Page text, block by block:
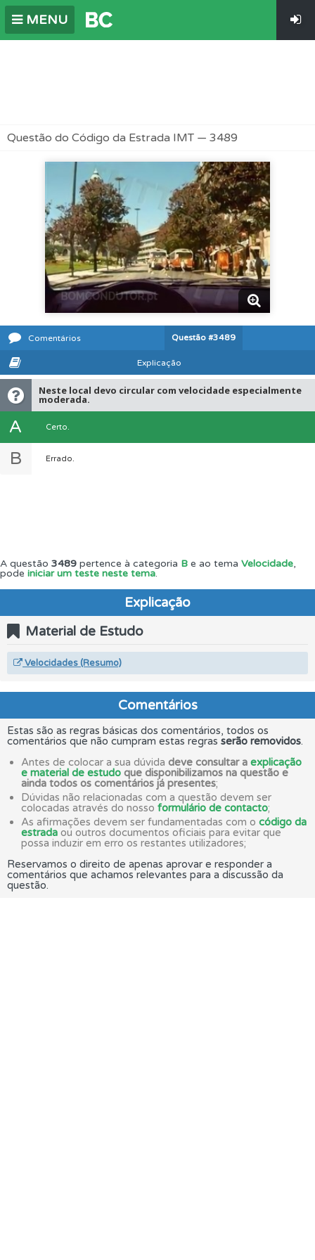
MENU
Questão do Código da Estrada IMT — 3489
Comentários Questão #3489
Explicação
Neste local devo circular com velocidade especialmente
moderada.
A Certo.
B Errado.
A questão 3489 pertence à categoria B e ao tema Velocidade,
pode iniciar um teste neste tema.
Explicação
Material de Estudo
Velocidades (Resumo)
Comentários
Estas são as regras básicas dos comentários, todos os
comentários que não cumpram estas regras serão removidos.
Antes de colocar a sua dúvida deve consultar a explicação
e material de estudo que disponibilizamos na questão e
ainda todos os comentários já presentes;
Dúvidas não relacionadas com a questão devem ser
colocadas através do nosso formulário de contacto;
As afirmações devem ser fundamentadas com o código da
estrada ou outros documentos oficiais para evitar que
possa induzir em erro os restantes utilizadores;
Reservamos o direito de apenas aprovar e responder a
comentários que achamos relevantes para a discussão da
questão.